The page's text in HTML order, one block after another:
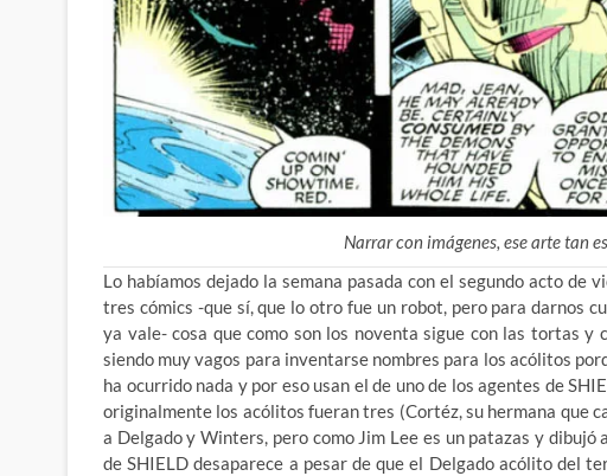
Narrar con imágenes, ese arte tan
Lo habíamos dejado la semana pasada con el segundo acto de
tres cómics -que sí, que lo otro fue un robot, pero para darnos
ya vale- cosa que como son los noventa sigue con las tortas y
siendo muy vagos para inventarse nombres para los acólitos
ha ocurrido nada y por eso usan el de uno de los agentes de
originalmente los acólitos fueran tres (Cortéz, su hermana que
a Delgado y Winters, pero como Jim Lee es un patazas y
de SHIELD desaparece a pesar de que el Delgado acólito del